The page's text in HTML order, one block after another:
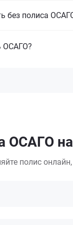
без полиса
ОСАГО?
ОСАГО
полис